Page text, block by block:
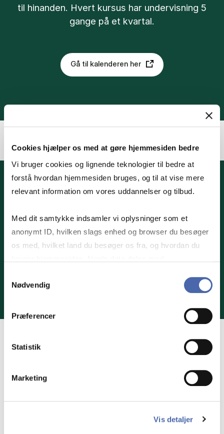
Cookies hjælper os med at gøre hjemmesiden bedre
Vi bruger cookies og lignende teknologier til bedre at
forstå hvordan hjemmesiden bruges, og til at vise mere
relevant information om vores uddannelser og tilbud.
Med dit samtykke indsamler vi oplysninger som et
anonymt ID, hvilken slags enhed og browser du besøger
os med, hvilket land du besøger os fra, og hvordan du
markedsføring. Du bestemmer selv - og kan altid trække
Nødvendig
Præferencer
Statistik
Marketing
Vis detaljer
til hinanden. Hvert kursus har undervisning 5
gange på et kvartal.
Gå til kalenderen her
HENT BROCHURE HER
Hvis du er interesseret i at høre mere om, hvad
på Master i Skat kan gøre for dig og din